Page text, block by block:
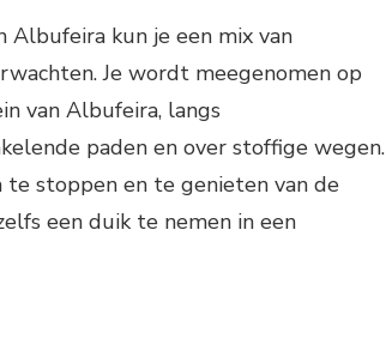
kun je een mix van
Je wordt meegenomen op
van Albufeira, langs
paden en over stoffige wegen.
stoppen en te genieten van de
een duik te nemen in een